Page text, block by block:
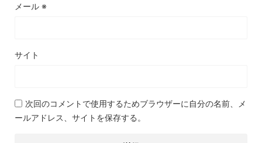
メール ※
サイト
次回のコメントで使用するためブラウザーに自分の名前、メ
ールアドレス、サイトを保存する。